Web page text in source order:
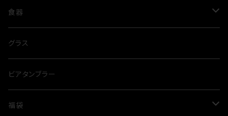
コート
トレーナー
ジャケット
ベスト
レディース
トップス
Tシャツ
ポロシャツ
パンツ
スウェットパンツ
ハーフパンツ
食器
グラス
タンブラー
グラス
ビアタンブラー
福袋